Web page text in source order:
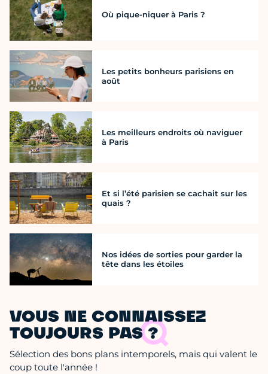
Où pique-niquer à Paris ?
Les petits bonheurs parisiens en
août
Les meilleurs endroits où naviguer
à Paris
Et si l’été parisien se cachait sur les
quais ?
Nos idées de sorties pour garder la
tête dans les étoiles
VOUS NE CONNAISSEZ
TOUJOURS PAS ?
Sélection des bons plans intemporels, mais qui valent le
coup toute l'année !